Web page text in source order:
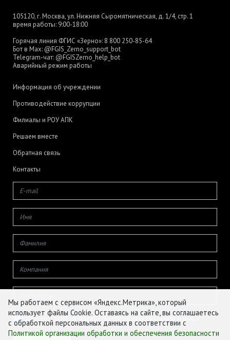
105120, г. Москва, ул. Нижняя Сыромятническая, д. 1/4, стр. 1
время работы: 9:00-18:00
Горячая линия ФГИС «Зерно»: 8 800 250-85-64
Бот в Max: @FGIS_Zerno_support_bot
Telegram-чат: @FGISZerno_help_bot
Аварийный режим работы
Информация об учреждении
Противодействие коррупции
Филиалы и РОУ АПК
Решаем вместе
Обратная связь
Контакты
Даю согласие на обработку своих персональных данных
Мы работаем с сервисом «Яндекс.Метрика», который
использует файлы Cookie. Оставаясь на сайте, вы соглашаетесь
с обработкой персональных данных в соответствии с
Политикой организации обработки и обеспечения безопасности